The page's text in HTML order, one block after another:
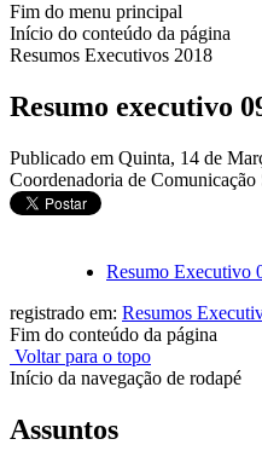
Fim do menu principal
Início do conteúdo da página
Resumos Executivos 2018
Resumo executivo
Publicado em Quinta, 14 de
Coordenadoria de Comunicação
Resumo Executivo
registrado em: Resumos
Fim do conteúdo da página
Voltar para o topo
Início da navegação de rodapé
Assuntos